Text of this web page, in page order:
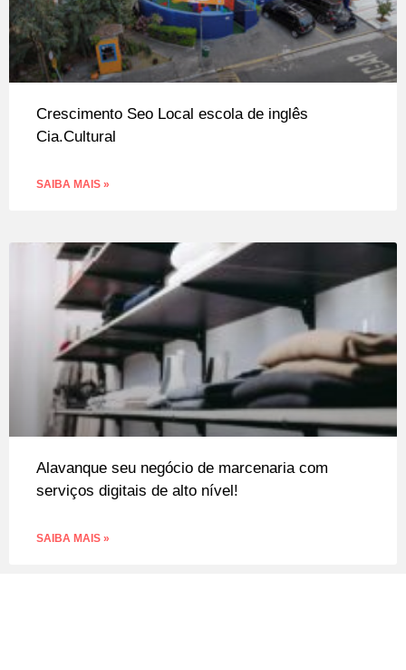
Crescimento Seo Local escola de inglês
Cia.Cultural
SAIBA MAIS »
Alavanque seu negócio de marcenaria com
serviços digitais de alto nível!
SAIBA MAIS »